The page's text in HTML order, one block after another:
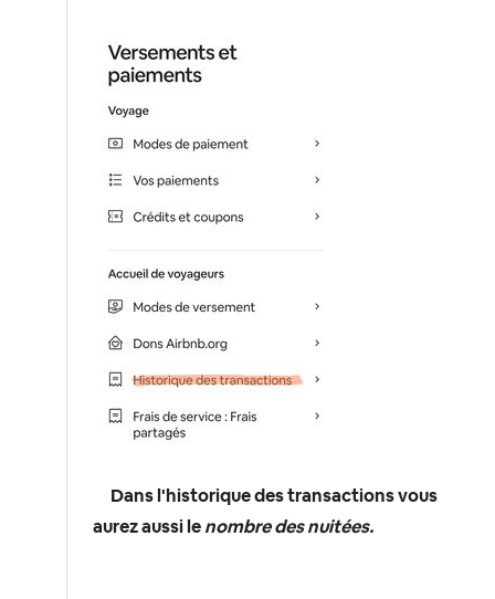
Dans l'historique des transactions vous
aurez aussi le nombre des nuitées.